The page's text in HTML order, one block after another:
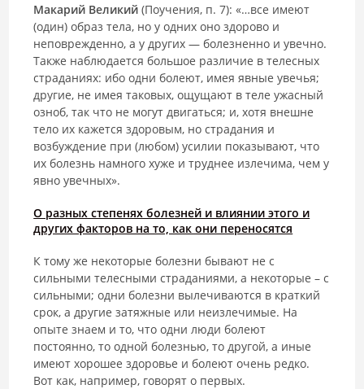
Макарий Великий (Поучения, п. 7): «…все имеют
(один) образ тела, но у одних оно здорово и
неповрежденно, а у других — болезненно и увечно.
Также наблюдается большое различие в телесных
страданиях: ибо одни болеют, имея явные увечья;
другие, не имея таковых, ощущают в теле ужасный
озноб, так что не могут двигаться; и, хотя внешне
тело их кажется здоровым, но страдания и
возбуждение при (любом) усилии показывают, что
их болезнь намного хуже и труднее излечима, чем у
явно увечных».
О разных степенях болезней и влиянии этого и
других факторов на то, как они переносятся
К тому же некоторые болезни бывают не с
сильными телесными страданиями, а некоторые – с
сильными; одни болезни вылечиваются в краткий
срок, а другие затяжные или неизлечимые. На
опыте знаем и то, что одни люди болеют
постоянно, то одной болезнью, то другой, а иные
имеют хорошее здоровье и болеют очень редко.
Вот как, например, говорят о первых.